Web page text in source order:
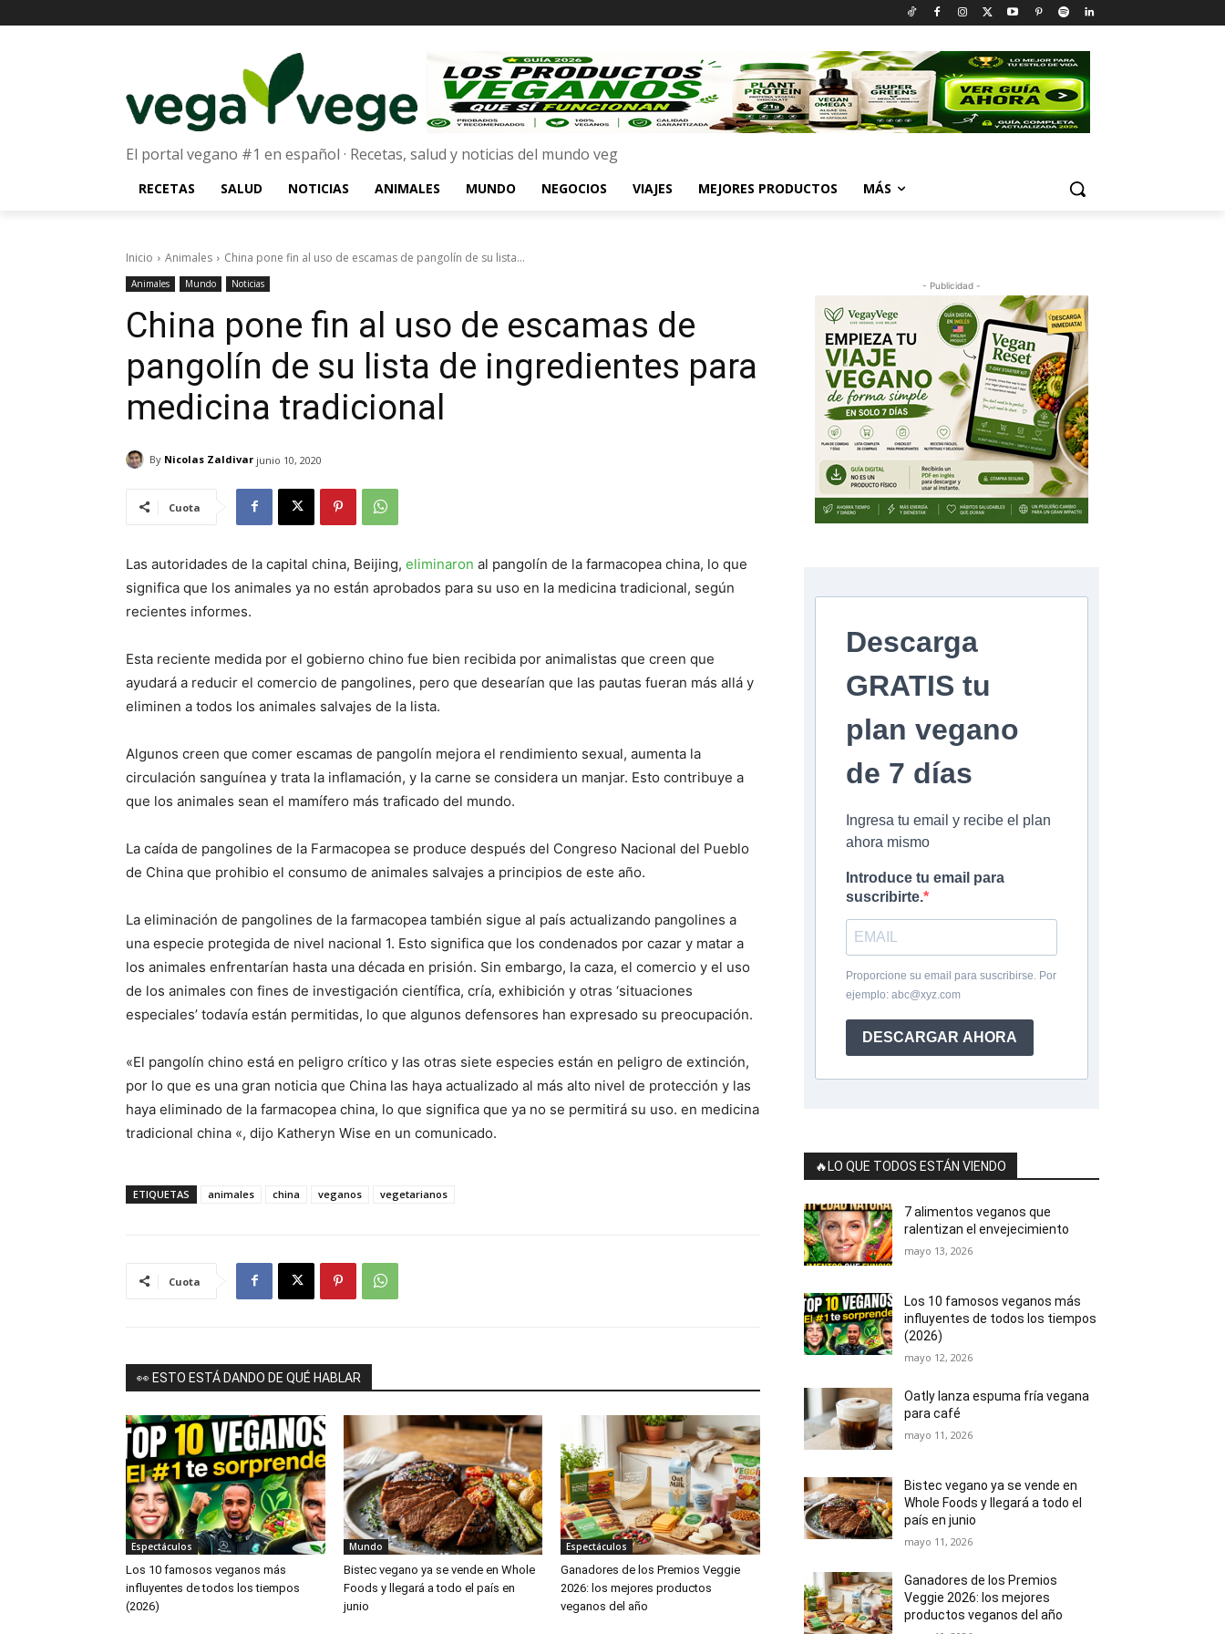
El portal vegano #1 en español · Recetas, salud y noticias del mundo veg
RECETAS SALUD NOTICIAS ANIMALES MUNDO NEGOCIOS VIAJES MEJORES PRODUCTOS MÁS
Inicio Animales China pone fin al uso de escamas de pangolín de su lista...
Animales Mundo Noticias
China pone fin al uso de escamas de
pangolín de su lista de ingredientes para
medicina tradicional
By Nicolas Zaldivar junio 10, 2020
Cuota
Las autoridades de la capital china, Beijing, eliminaron al pangolín de la farmacopea china, lo que
significa que los animales ya no están aprobados para su uso en la medicina tradicional, según
recientes informes.
Esta reciente medida por el gobierno chino fue bien recibida por animalistas que creen que
ayudará a reducir el comercio de pangolines, pero que desearían que las pautas fueran más allá y
eliminen a todos los animales salvajes de la lista.
Algunos creen que comer escamas de pangolín mejora el rendimiento sexual, aumenta la
circulación sanguínea y trata la inflamación, y la carne se considera un manjar. Esto contribuye a
que los animales sean el mamífero más traficado del mundo.
La caída de pangolines de la Farmacopea se produce después del Congreso Nacional del Pueblo
de China que prohibio el consumo de animales salvajes a principios de este año.
La eliminación de pangolines de la farmacopea también sigue al país actualizando pangolines a
una especie protegida de nivel nacional 1. Esto significa que los condenados por cazar y matar a
los animales enfrentarían hasta una década en prisión. Sin embargo, la caza, el comercio y el uso
de los animales con fines de investigación científica, cría, exhibición y otras ‘situaciones
especiales’ todavía están permitidas, lo que algunos defensores han expresado su preocupación.
«El pangolín chino está en peligro crítico y las otras siete especies están en peligro de extinción,
por lo que es una gran noticia que China las haya actualizado al más alto nivel de protección y las
haya eliminado de la farmacopea china, lo que significa que ya no se permitirá su uso. en medicina
tradicional china «, dijo Katheryn Wise en un comunicado.
ETIQUETAS animales china veganos vegetarianos
Cuota
👀 ESTO ESTÁ DANDO DE QUÉ HABLAR
Espectáculos
Los 10 famosos veganos más
influyentes de todos los tiempos
(2026)
Mundo
Bistec vegano ya se vende en Whole
Foods y llegará a todo el país en
junio
Espectáculos
Ganadores de los Premios Veggie
2026: los mejores productos
veganos del año
- Publicidad -
Descarga
GRATIS tu
plan vegano
de 7 días
Ingresa tu email y recibe el plan
ahora mismo
Introduce tu email para
suscribirte.
Proporcione su email para suscribirse. Por
ejemplo: abc@xyz.com
DESCARGAR AHORA
🔥LO QUE TODOS ESTÁN VIENDO
7 alimentos veganos que
ralentizan el envejecimiento
mayo 13, 2026
Los 10 famosos veganos más
influyentes de todos los tiempos
(2026)
mayo 12, 2026
Oatly lanza espuma fría vegana
para café
mayo 11, 2026
Bistec vegano ya se vende en
Whole Foods y llegará a todo el
país en junio
mayo 11, 2026
Ganadores de los Premios
Veggie 2026: los mejores
productos veganos del año